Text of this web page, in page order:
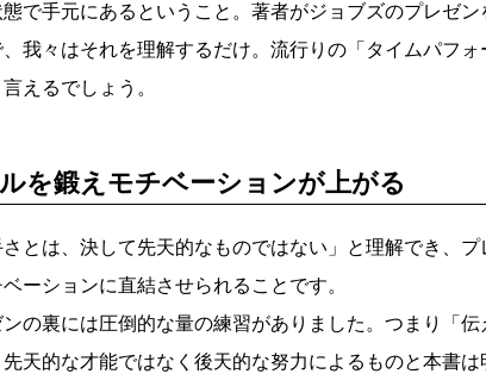
で手元にあるということ。著者がジョブズのプレゼン
我々はそれを理解するだけ。流行りの「タイムパフォ
えるでしょう。
を鍛えモチベーションが上がる
とは、決して先天的なものではない」と理解でき、プ
ーションに直結させられることです。
の裏には圧倒的な量の練習がありました。つまり「伝
天的な才能ではなく後天的な努力によるものと本書は